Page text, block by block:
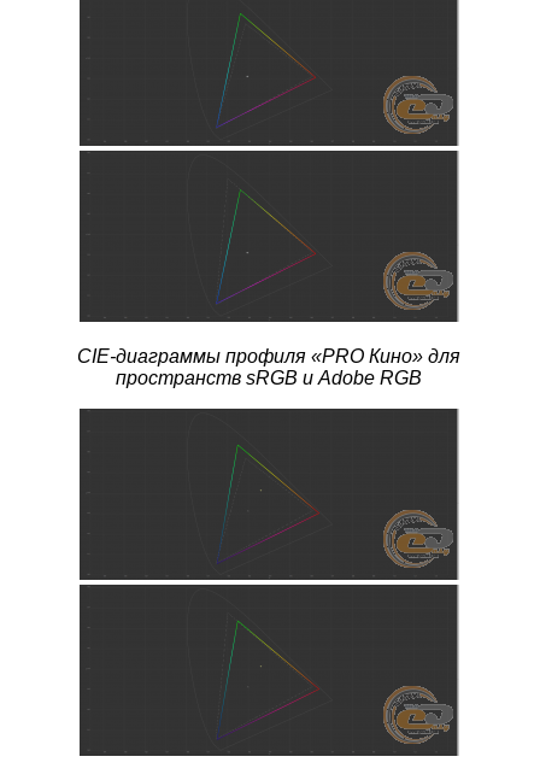
CIE-диаграммы профиля«PRO Кино» для
пространств sRGB и Adobe RGB